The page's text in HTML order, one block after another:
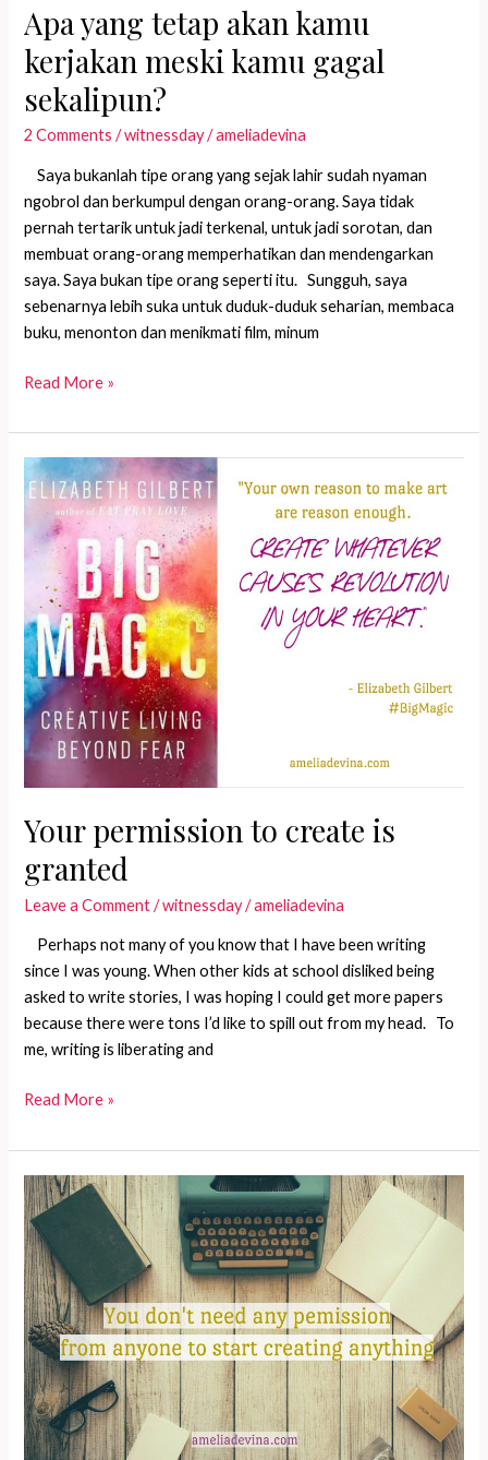
fail?
Apa yang tetap akan kamu
kerjakan meski kamu gagal
sekalipun?
2 Comments /witnessday/ameliadevina
Saya bukanlah tipe orang yang sejak lahir sudah nyaman
ngobrol dan berkumpul dengan orang-orang. Saya tidak
pernah tertarik untuk jadi terkenal, untuk jadi sorotan, dan
membuat orang-orang memperhatikan dan mendengarkan
saya. Saya bukan tipe orang seperti itu. Sungguh, saya
sebenarnya lebih suka untuk duduk-duduk seharian, membaca
buku, menonton dan menikmati film, minum
Apa
tetap
akan
kamu
kerjakan
meski
gagal
sekalipun?
Read More »
Your permission to create is
granted
Leave a Comment /witnessday/ameliadevina
Perhaps not many of you know that I have been writing
since I was young. When other kids at school disliked being
asked to write stories, I was hoping I could get more papers
because there were tons I’d like to spill out from my head. To
me, writing is liberating and
Your
to
create
is
granted
Read More »